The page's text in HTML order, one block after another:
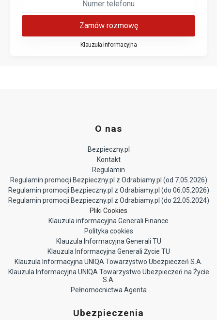
Zamów rozmowę
Klauzula informacyjna
O nas
Bezpieczny.pl
Kontakt
Regulamin
Regulamin promocji Bezpieczny.pl z Odrabiamy.pl (od 7.05.2026)
Regulamin promocji Bezpieczny.pl z Odrabiamy.pl (do 06.05.2026)
Regulamin promocji Bezpieczny.pl z Odrabiamy.pl (do 22.05.2024)
Pliki Cookies
Klauzula informacyjna Generali Finance
Polityka cookies
Klauzula Informacyjna Generali TU
Klauzula Informacyjna Generali Życie TU
Klauzula Informacyjna UNIQA Towarzystwo Ubezpieczeń S.A.
Klauzula Informacyjna UNIQA Towarzystwo Ubezpieczeń na Życie
S.A.
Pełnomocnictwa Agenta
Ubezpieczenia